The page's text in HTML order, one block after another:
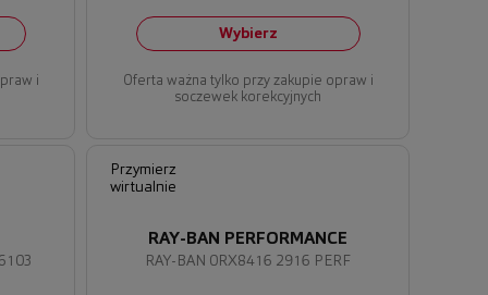
i
Wybierz
Oferta ważna tylko przy zakupie opraw i
soczewek korekcyjnych
Przymierz
wirtualnie
RAY-BAN 0RX8416 2916 PERF
RAY-BAN PERFORMANCE